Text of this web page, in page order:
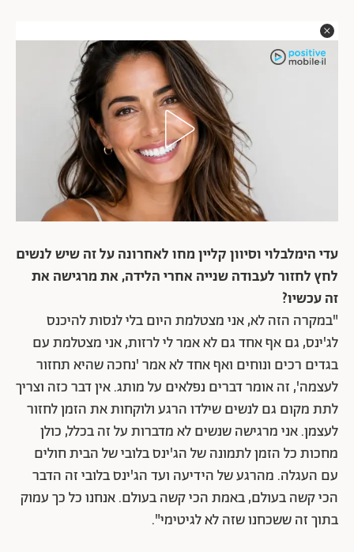
עדי הימלבלוי וסיוון קליין מחו לאחרונה על זה שיש לנשים
לחץ לחזור לעבודה שנייה אחרי הלידה, את מרגישה את
זה עכשיו?
"במקרה הזה לא, אני מצטלמת היום בלי לנסות להיכנס
לג'ינס, גם אף אחד גם לא אמר לי לרזות, אני מצטלמת עם
בגדים רכים ונוחים ואף אחד לא אמר 'נחכה שהיא תחזור
לעצמה', זה אומר דברים נפלאים על מותג. אין דבר כזה וצריך
לתת מקום גם לנשים שילדו הרגע ולוקחות את הזמן לחזור
לעצמן.אני מרגישה שנשים לא מדברות על זה בכלל, כולן
מחכות כל הזמן לתמונה של הג'ינס בלובי של הבית חולים
עם העגלה. מהרגע של הידיעה ועד הג'ינס בלובי זה הדבר
הכי קשה בעולם, באמת הכי קשה בעולם. אנחנו כל כך עמוק
בתוך זה ששכחנו שזה לא לגיטימי".